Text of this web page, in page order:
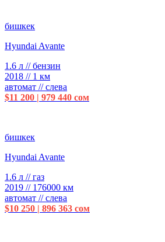
бишкек
Hyundai Avante
1.6 л // бензин
2018 // 1 км
автомат // слева
$11 200 | 979 440 сом
бишкек
Hyundai Avante
1.6 л // газ
2019 // 176000 км
автомат // слева
$10 250 | 896 363 сом